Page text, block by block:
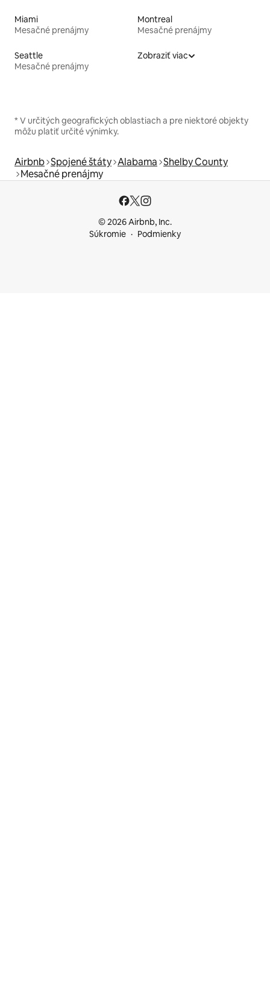
Miami
Mesačné prenájmy
Montreal
Mesačné prenájmy
Seattle
Mesačné prenájmy
Zobraziť viac
* V určitých geografických oblastiach a pre niektoré objekty
môžu platiť určité výnimky.
Airbnb Spojené štáty Alabama Shelby County
Mesačné prenájmy
© 2026 Airbnb, Inc.
Súkromie
Podmienky